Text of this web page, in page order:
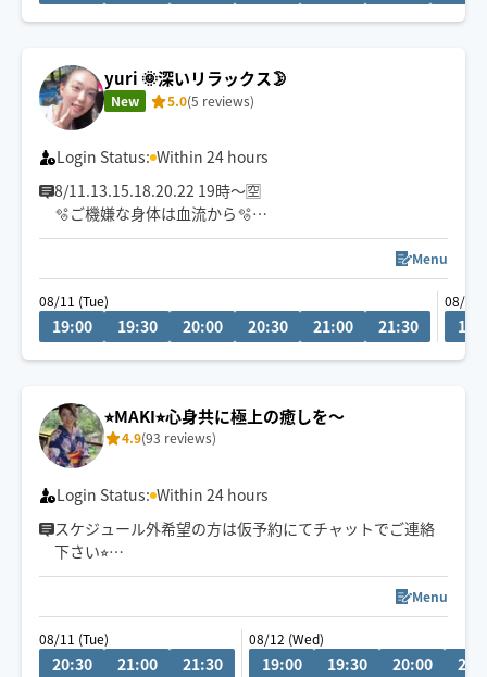
yuri 🌞深いリラックス🌛
New 5.0(5 reviews)
Login Status: Within 24 hours
8/11.13.15.18.20.22 19時〜🈳
🫧ご機嫌な身体は血流から🫧
もみほぐし+オイル《お試し価格中》
出勤枠少なめですがこの機会にぜひ💡
最寄り駅から徒歩15分以内歓迎😊
大きな手のひら🤲の密着と圧迫で
コリや筋肉をしっかりほぐします👍
自律神経を整えましょう🌱
Menu
08/11 (Tue)
19:00 19:30 20:00 20:30 21:00 21:30
08/13
⭐︎MAKI⭐︎心身共に極上の癒しを〜
4.9(93 reviews)
Login Status: Within 24 hours
スケジュール外希望の方は仮予約にてチャットでご連絡
下さい⭐︎
お話を聞くのもお喋りも大好きです✨
写真より話し易いと言われます☺️
小さいお子さん居る方、動物を飼ってるお宅も可能です
Menu
08/11 (Tue)
20:30 21:00 21:30
08/12 (Wed)
19:00 19:30 20:00